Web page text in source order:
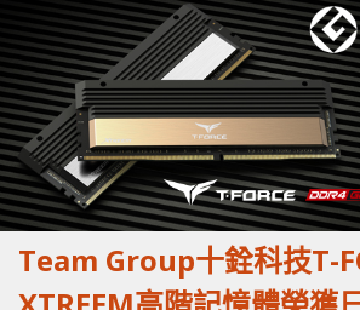
Team Group十銓科技T-